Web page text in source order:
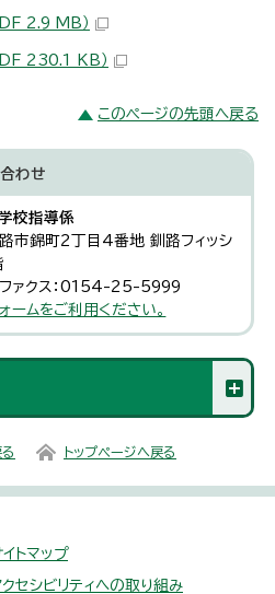
2.9 MB）
230.1 KB）
このページの先頭へ戻る
わせ
校指導係
錦町2丁目4番地 釧路フィッシ
ァクス：0154-25-5999
ームをご利用ください。
トップページへ戻る
イトマップ
クセシビリティへの取り組み